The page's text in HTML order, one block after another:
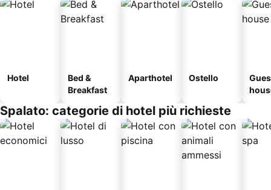
Hotel
Bed &
Breakfast
Aparthotel Ostello
Spalato: categorie di hotel più richieste